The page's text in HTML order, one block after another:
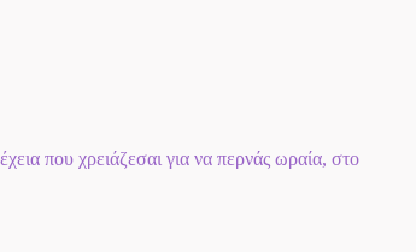
που χρειάζεσαι για να περνάς ωραία, στο